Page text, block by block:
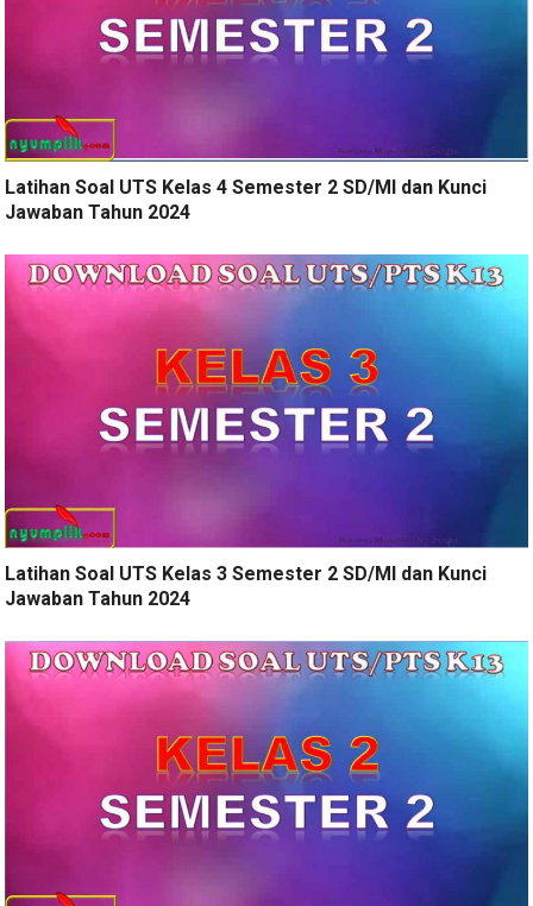
Latihan Soal UTS Kelas 4 Semester 2 SD/MI dan Kunci
Jawaban Tahun 2024
Latihan Soal UTS Kelas 3 Semester 2 SD/MI dan Kunci
Jawaban Tahun 2024